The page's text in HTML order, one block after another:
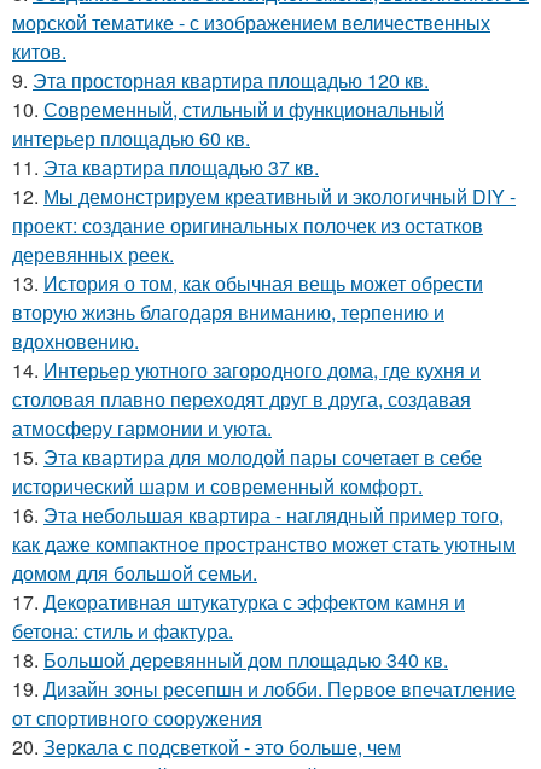
морской тематике - с изображением величественных
китов.
9. Эта просторная квартира площадью 120 кв.
10. Современный, стильный и функциональный
интерьер площадью 60 кв.
11. Эта квартира площадью 37 кв.
12. Мы демонстрируем креативный и экологичный DIY -
проект: создание оригинальных полочек из остатков
деревянных реек.
13. История о том, как обычная вещь может обрести
вторую жизнь благодаря вниманию, терпению и
вдохновению.
14. Интерьер уютного загородного дома, где кухня и
столовая плавно переходят друг в друга, создавая
атмосферу гармонии и уюта.
15. Эта квартира для молодой пары сочетает в себе
исторический шарм и современный комфорт.
16. Эта небольшая квартира - наглядный пример того,
как даже компактное пространство может стать уютным
домом для большой семьи.
17. Декоративная штукатурка с эффектом камня и
бетона: стиль и фактура.
18. Большой деревянный дом площадью 340 кв.
19. Дизайн зоны ресепшн и лобби. Первое впечатление
от спортивного сооружения
20. Зеркала с подсветкой - это больше, чем